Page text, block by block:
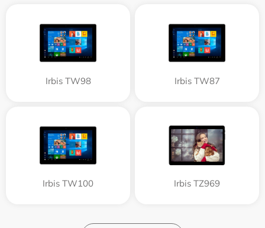
Irbis TW98 Irbis TW87
Irbis TW100 Irbis TZ969